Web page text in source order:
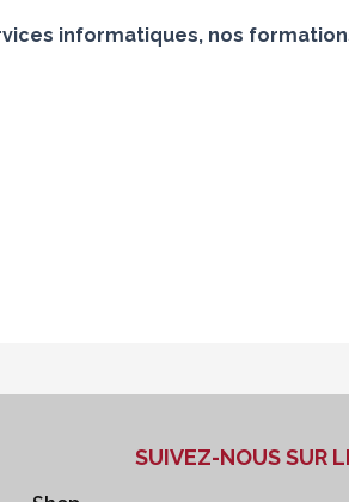
informatiques, nos
SUIVEZ-NOUS SUR